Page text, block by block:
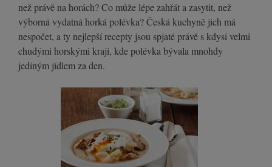
než právě na horách? Co může lépe zahřát a zasytit, než
výborná vydatná horká polévka? Česká kuchyně jich má
nespočet, a ty nejlepší recepty jsou spjaté právě s kdysi velmi
chudými horskými kraji, kde polévka bývala mnohdy
jediným jídlem za den.